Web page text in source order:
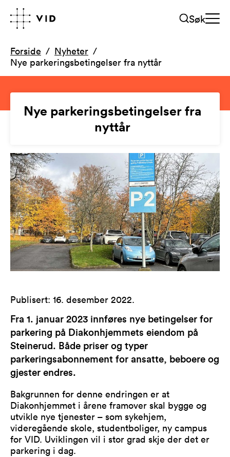
Søk
Forside
Nyheter
Nye parkeringsbetingelser fra nyttår
Nye parkeringsbetingelser fra
nyttår
Publisert: 16. desember 2022.
Fra 1. januar 2023 innføres nye betingelser for
parkering på Diakonhjemmets eiendom på
Steinerud. Både priser og typer
parkeringsabonnement for ansatte, beboere og
gjester endres.
Bakgrunnen for denne endringen er at
Diakonhjemmet i årene framover skal bygge og
utvikle nye tjenester – som sykehjem,
videregående skole, studentboliger, ny campus
for VID. Uviklingen vil i stor grad skje der det er
parkering i dag.